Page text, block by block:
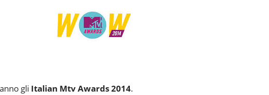
gli Italian Mtv Awards 2014.